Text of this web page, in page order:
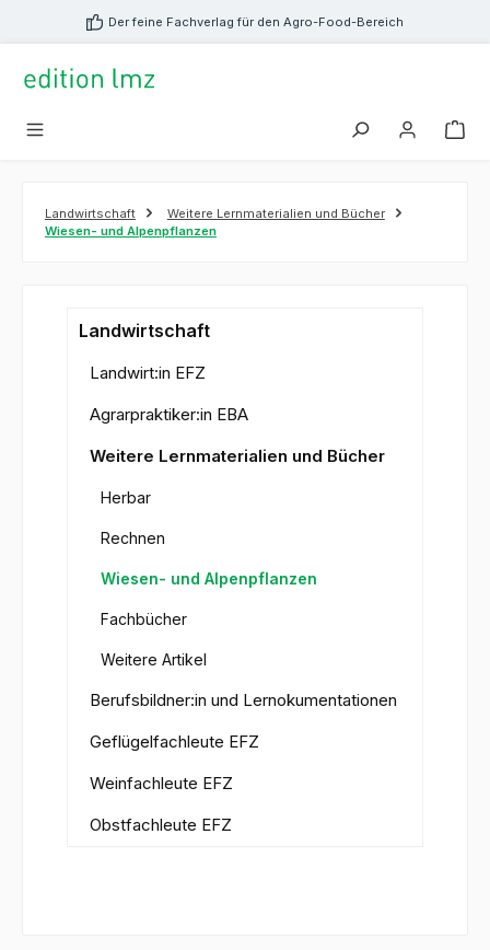
springen Der feine Fachverlag für den Agro-Food-Bereich
Landwirtschaft
Weitere Lernmaterialien und Bücher
Wiesen- und Alpenpflanzen
Landwirtschaft
Landwirt:in EFZ
Agrarpraktiker:in EBA
Weitere Lernmaterialien und Bücher
Herbar
Rechnen
Wiesen- und Alpenpflanzen
Fachbücher
Weitere Artikel
Berufsbildner:in und Lernokumentationen
Geflügelfachleute EFZ
Weinfachleute EFZ
Obstfachleute EFZ